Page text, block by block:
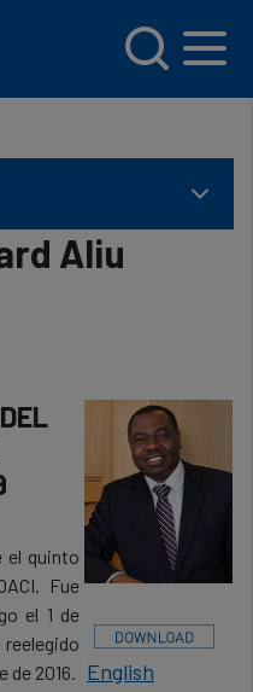
Aliu
el quinto
Fue
el 1 de
de 2016. English